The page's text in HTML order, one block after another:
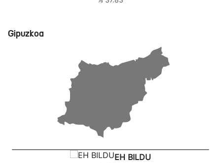
Gipuzkoa
EH BILDU